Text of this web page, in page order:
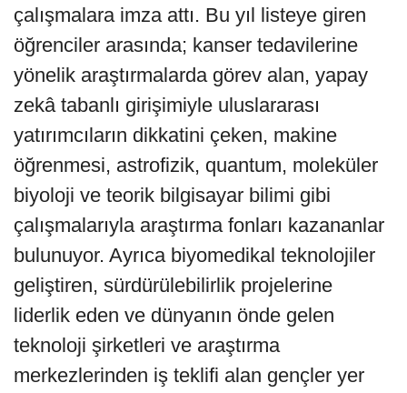
çalışmalara imza attı. Bu yıl listeye giren
öğrenciler arasında; kanser tedavilerine
yönelik araştırmalarda görev alan, yapay
zekâ tabanlı girişimiyle uluslararası
yatırımcıların dikkatini çeken, makine
öğrenmesi, astrofizik, quantum, moleküler
biyoloji ve teorik bilgisayar bilimi gibi
çalışmalarıyla araştırma fonları kazananlar
bulunuyor. Ayrıca biyomedikal teknolojiler
geliştiren, sürdürülebilirlik projelerine
liderlik eden ve dünyanın önde gelen
teknoloji şirketleri ve araştırma
merkezlerinden iş teklifi alan gençler yer